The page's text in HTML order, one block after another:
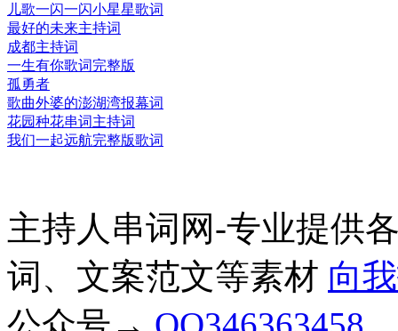
儿歌一闪一闪小星星歌词
最好的未来主持词
成都主持词
一生有你歌词完整版
孤勇者
歌曲外婆的澎湖湾报幕词
花园种花串词主持词
我们一起远航完整版歌词
主持人串词网-专业提供
词、文案范文等素材 向